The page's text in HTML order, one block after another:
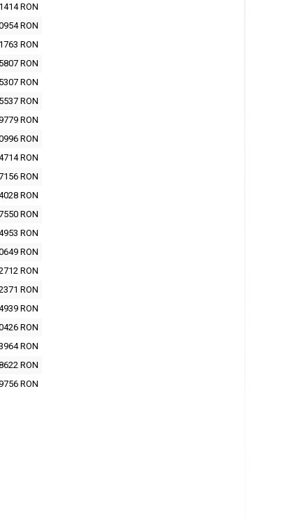
RON
RON
RON
RON
RON
RON
RON
RON
RON
RON
RON
RON
RON
RON
RON
RON
RON
RON
RON
RON
RON